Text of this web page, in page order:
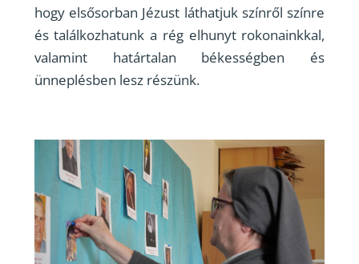
hogy elsősorban Jézust láthatjuk színről színre
és találkozhatunk a rég elhunyt rokonainkkal,
valamint határtalan békességben és
ünneplésben lesz részünk.